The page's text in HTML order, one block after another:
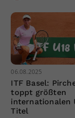
06.08.2025
ITF Basel:
toppt größten
internationalen
Titel